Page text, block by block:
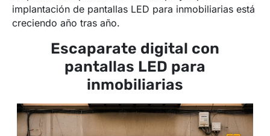
implantación de pantallas LED para inmobiliarias está
creciendo año tras año.
Escaparate digital con
pantallas LED para
inmobiliarias